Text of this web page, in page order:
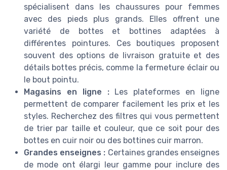
spécialisent dans les chaussures pour femmes
avec des pieds plus grands. Elles offrent une
variété de bottes et bottines adaptées à
différentes pointures. Ces boutiques proposent
souvent des options de livraison gratuite et des
détails bottes précis, comme la fermeture éclair ou
le bout pointu.
Magasins en ligne :Les plateformes en ligne
permettent de comparer facilement les prix et les
styles. Recherchez des filtres qui vous permettent
de trier par taille et couleur, que ce soit pour des
bottes en cuir noir ou des bottines cuir marron.
Grandes enseignes : Certaines grandes enseignes
de mode ont élargi leur gamme pour inclure des